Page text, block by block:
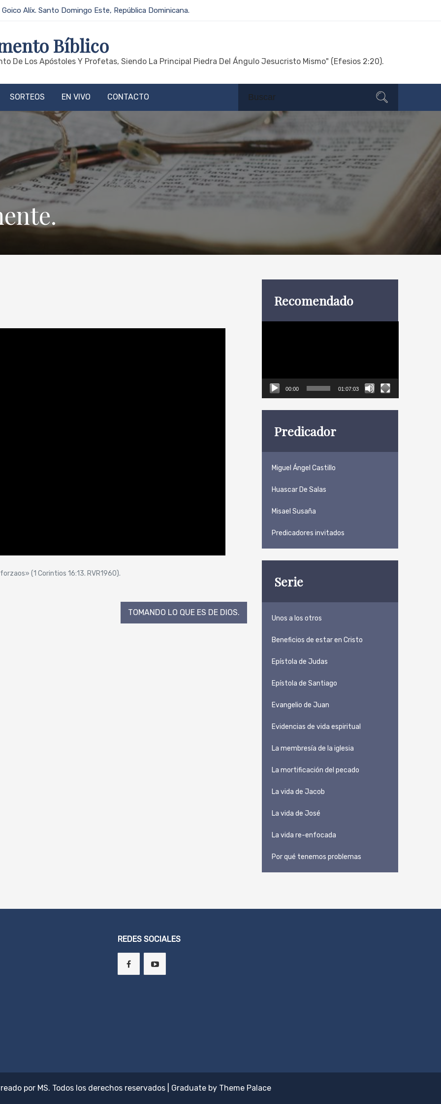
Alíx. Santo Domingo Este, República Dominicana.
Bíblico
De Los Apóstoles Y Profetas, Siendo La Principal Piedra Del Ángulo Jesucristo Mismo" (Efesios 2:20).
SORTEOS EN VIVO CONTACTO
for:
(1 Corintios 16:13. RVR1960).
TOMANDO LO QUE ES DE DIOS.
Recomendado
00:00 01:07:03
Predicador
Miguel Ángel Castillo
Huascar De Salas
Misael Susaña
Predicadores invitados
Serie
Unos a los otros
Beneficios de estar en Cristo
Epístola de Judas
Epístola de Santiago
Evangelio de Juan
Evidencias de vida espiritual
La membresía de la iglesia
La mortificación del pecado
La vida de Jacob
La vida de José
La vida re-enfocada
Por qué tenemos problemas
REDES SOCIALES
por MS. Todos los derechos reservados Graduate by Theme Palace